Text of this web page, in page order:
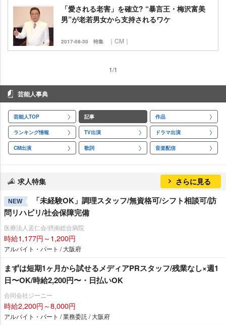
「愛される老害」を確立? “暴言王・梅沢富美
男”が老若男女から支持されるワケ
2017-08-30 特集 ｜CM｜
1/1
芸能人事典
芸能人TOP 記事 作品
ランキング情報 TV出演 ドラマ出演
CM出演 歌詞 音楽配信
求人特集 さらに見る
NEW
「未経験OK」調理スタッフ/無資格可/シフト相談可/訪
問リハビリ/社会保障完備
医療法人孟仁会/摂南総合病院
時給1,177円～1,200円
アルバイト・パート / 大阪府
まずは短期1ヶ月から試せるメディアPRスタッフ/残業なし×週1
日〜OK/時給2,200円〜・日払いOK
合同会社ジーニー
時給2,200円～8,000円
アルバイト・パート / 業務委託 / 大阪府